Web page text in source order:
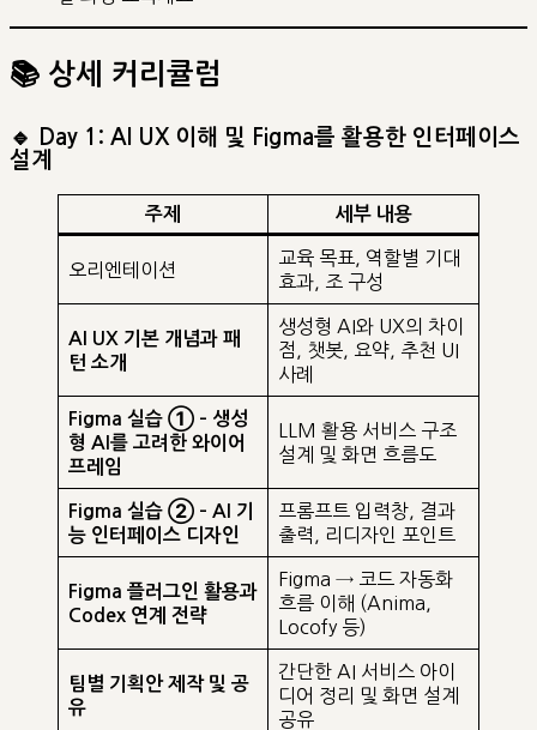
📚 상세 커리큘럼
🔹 Day 1: AI UX 이해 및 Figma를 활용한 인터페이스
설계
주제 세부 내용
오리엔테이션
교육 목표, 역할별 기대
효과, 조 구성
AI UX 기본 개념과 패
턴 소개
생성형 AI와 UX의 차이
점, 챗봇, 요약, 추천 UI
사례
Figma 실습 ① – 생성
형 AI를 고려한 와이어
프레임
LLM 활용 서비스 구조
설계 및 화면 흐름도
Figma 실습 ② – AI 기
능 인터페이스 디자인
프롬프트 입력창, 결과
출력, 리디자인 포인트
Figma 플러그인 활용과
Codex 연계 전략
Figma → 코드 자동화
흐름 이해 (Anima,
Locofy 등)
팀별 기획안 제작 및 공
유
간단한 AI 서비스 아이
디어 정리 및 화면 설계
공유